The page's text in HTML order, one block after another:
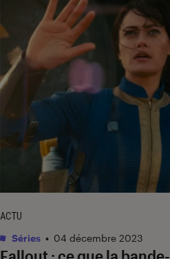
ACTU
Séries • 04 décembre 2023